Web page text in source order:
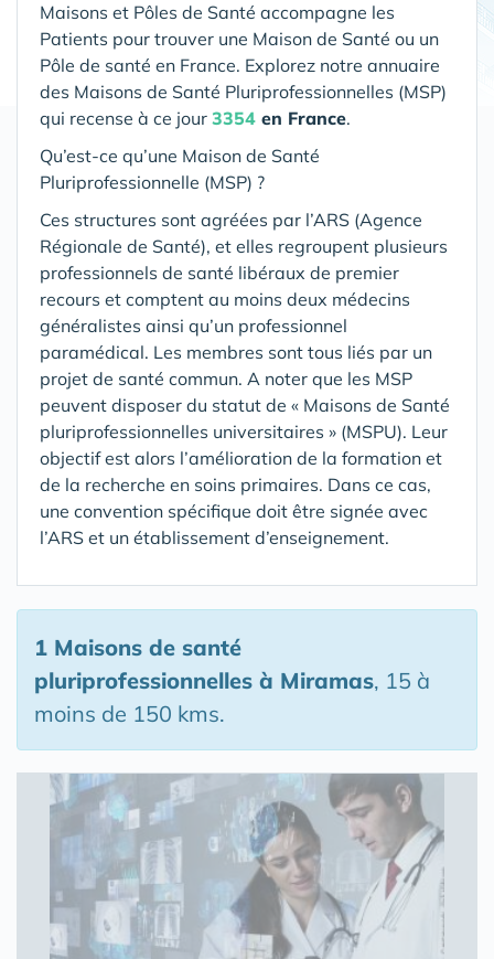
Maisons et Pôles de Santé accompagne les
Patients pour trouver une Maison de Santé ou un
Pôle de santé en France. Explorez notre annuaire
des Maisons de Santé Pluriprofessionnelles (MSP)
qui recense à ce jour 3354 en France.
Qu’est-ce qu’une Maison de Santé
Pluriprofessionnelle (MSP) ?
Ces structures sont agréées par l’ARS (Agence
Régionale de Santé), et elles regroupent plusieurs
professionnels de santé libéraux de premier
recours et comptent au moins deux médecins
généralistes ainsi qu’un professionnel
paramédical. Les membres sont tous liés par un
projet de santé commun. A noter que les MSP
peuvent disposer du statut de « Maisons de Santé
pluriprofessionnelles universitaires » (MSPU). Leur
objectif est alors l’amélioration de la formation et
de la recherche en soins primaires. Dans ce cas,
une convention spécifique doit être signée avec
l’ARS et un établissement d’enseignement.
1 Maisons de santé
pluriprofessionnelles à Miramas, 15 à
moins de 150 kms.